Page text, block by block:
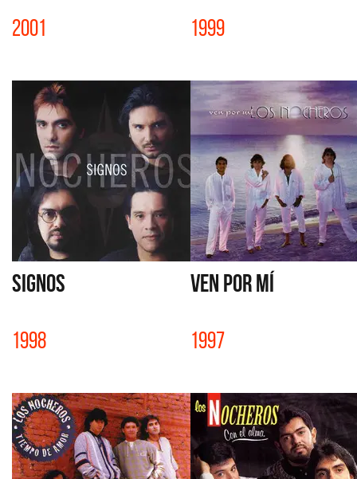
2001 1999
SIGNOS
1998
VEN POR MÍ
1997